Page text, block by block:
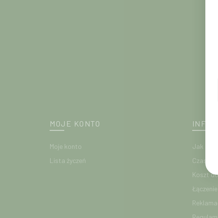
MOJE KONTO
Moje konto
Lista życzeń
Jak
Czasy
Koszt